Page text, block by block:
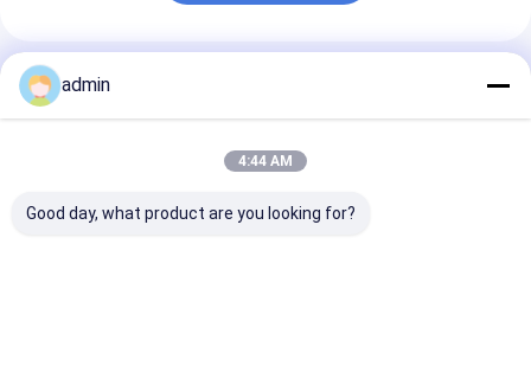
Συνιστώμενα Προϊόντα
admin
4:44 AM
Good day, what product are you looking for?